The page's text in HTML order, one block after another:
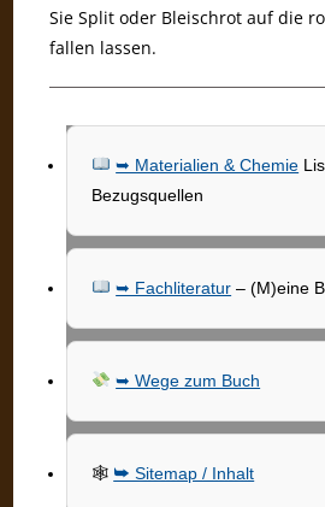
Sie Split oder Bleischrot auf die
fallen lassen.
➥ Materialien & Chemie
Bezugsquellen
➥ Fachliteratur – (M)eine
➥ Wege zum Buch
🕸 ➥ Sitemap / Inhalt